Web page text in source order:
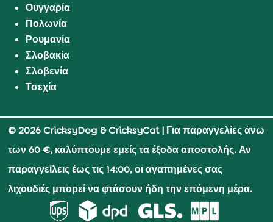
Ουγγαρία
Πολωνία
Ρουμανία
Σλοβακία
Σλοβενία
Τσεχία
© 2026 CricksyDog & CricksyCat| Για παραγγελίες άνω
των 60 €, καλύπτουμε εμείς τα έξοδα αποστολής. Αν
παραγγείλεις έως τις 14:00, οι αγαπημένες σας
λιχουδιές μπορεί να φτάσουν ήδη την επόμενη μέρα.